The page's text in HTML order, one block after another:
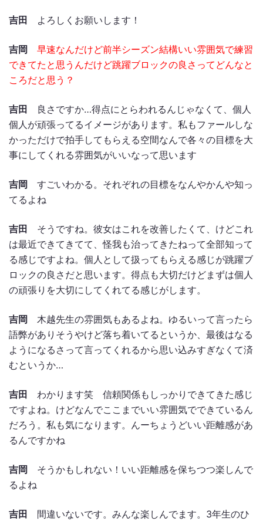
吉田 よろしくお願いします！
吉岡 早速なんだけど前半シーズン結構いい雰囲気で練習
できてたと思うんだけど跳躍ブロックの良さってどんなと
ころだと思う？
吉田 良さですか…得点にとらわれるんじゃなくて、個人
個人が頑張ってるイメージがあります。私もファールしな
かっただけで拍手してもらえる空間なんで各々の目標を大
事にしてくれる雰囲気がいいなって思います
吉岡 すごいわかる。それぞれの目標をなんやかんや知っ
てるよね
吉田 そうですね。彼女はこれを改善したくて、けどこれ
は最近できてきてて、怪我も治ってきたねって全部知って
る感じですよね。個人として扱ってもらえる感じが跳躍ブ
ロックの良さだと思います。得点も大切だけどまずは個人
の頑張りを大切にしてくれてる感じがします。
吉岡 木越先生の雰囲気もあるよね。ゆるいって言ったら
語弊がありそうやけど落ち着いてるというか、最後はなる
ようになるさって言ってくれるから思い込みすぎなくて済
むというか…
吉田 わかります笑 信頼関係もしっかりできてきた感じ
ですよね。けどなんでここまでいい雰囲気でできているん
だろう。私も気になります。んーちょうどいい距離感があ
るんですかね
吉岡 そうかもしれない！いい距離感を保ちつつ楽しんで
るよね
吉田 間違いないです。みんな楽しんでます。3年生のひ